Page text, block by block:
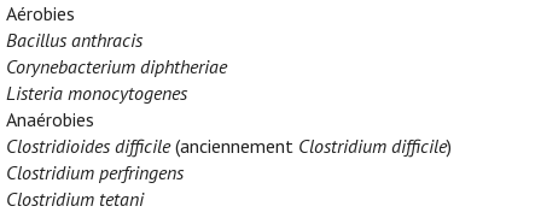
Aérobies
Bacillus anthracis
Corynebacterium diphtheriae
Listeria monocytogenes
Anaérobies
Clostridioides difficile(anciennement Clostridium difficile)
Clostridium perfringens
Clostridium tetani